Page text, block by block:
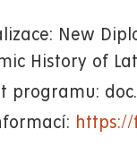
New
History of
programu:
https://